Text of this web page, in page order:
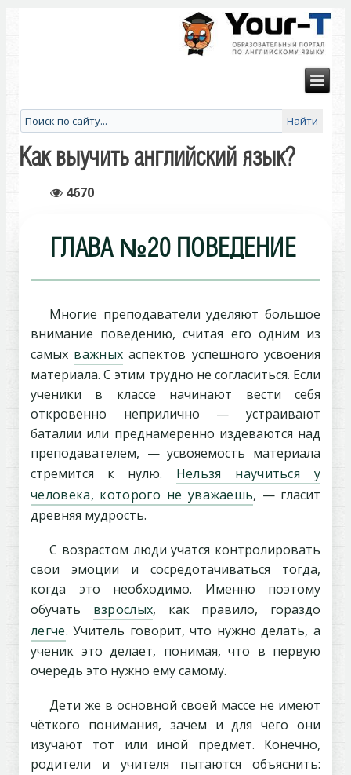
Как выучить английский язык?
4670
ГЛАВА №20 ПОВЕДЕНИЕ
Многие преподаватели уделяют большое
внимание поведению, считая его одним из
самых важных аспектов успешного усвоения
материала. С этим трудно не согласиться. Если
ученики в классе начинают вести себя
откровенно неприлично — устраивают
баталии или преднамеренно издеваются над
преподавателем, — усвояемость материала
стремится к нулю. Нельзя научиться у
человека, которого не уважаешь, — гласит
древняя мудрость.
С возрастом люди учатся контролировать
свои эмоции и сосредотачиваться тогда,
когда это необходимо. Именно поэтому
обучать взрослых, как правило, гораздо
легче. Учитель говорит, что нужно делать, а
ученик это делает, понимая, что в первую
очередь это нужно ему самому.
Дети же в основной своей массе не имеют
чёткого понимания, зачем и для чего они
изучают тот или иной предмет. Конечно,
родители и учителя пытаются объяснить: